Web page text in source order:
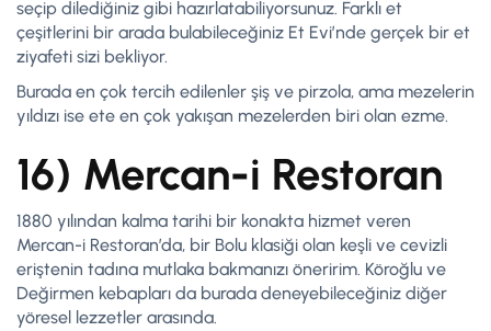
seçip dilediğiniz gibi hazırlatabiliyorsunuz. Farklı et
çeşitlerini bir arada bulabileceğiniz Et Evi’nde gerçek bir et
ziyafeti sizi bekliyor.
Burada en çok tercih edilenler şiş ve pirzola, ama mezelerin
yıldızı ise ete en çok yakışan mezelerden biri olan ezme.
16) Mercan-i Restoran
1880 yılından kalma tarihi bir konakta hizmet veren
Mercan-i Restoran’da, bir Bolu klasiği olan keşli ve cevizli
eriştenin tadına mutlaka bakmanızı öneririm. Köroğlu ve
Değirmen kebapları da burada deneyebileceğiniz diğer
yöresel lezzetler arasında.